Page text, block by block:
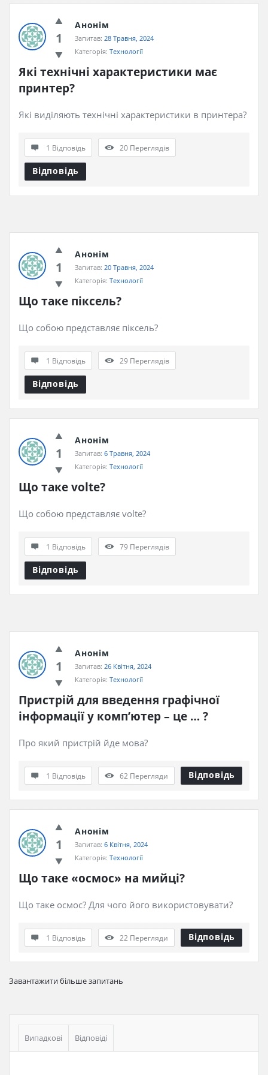
1
Анонім
Запитав: 28 Травня, 2024
Категорія: Технології
Які технічні характеристики має
принтер?
Які виділяють технічні характеристики в принтера?
1 Відповідь 20 Переглядів
Відповідь
1
Анонім
Запитав: 20 Травня, 2024
Категорія: Технології
Що таке піксель?
Що собою представляє піксель?
1 Відповідь 29 Переглядів
Відповідь
1
Анонім
Запитав: 6 Травня, 2024
Категорія: Технології
Що таке volte?
Що собою представляє volte?
1 Відповідь 79 Переглядів
Відповідь
1
Анонім
Запитав: 26 Квітня, 2024
Категорія: Технології
Пристрій для введення графічної
інформації у комп’ютер – це … ?
Про який пристрій йде мова?
1 Відповідь 62 Перегляди Відповідь
1
Анонім
Запитав: 6 Квітня, 2024
Категорія: Технології
Що таке «осмос» на мийці?
Що таке осмос? Для чого його використовувати?
1 Відповідь 22 Перегляди Відповідь
Завантажити більше запитань
Бічна
панель
Випадкові Відповіді